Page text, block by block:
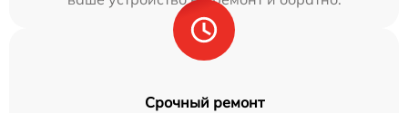
Срочный ремонт